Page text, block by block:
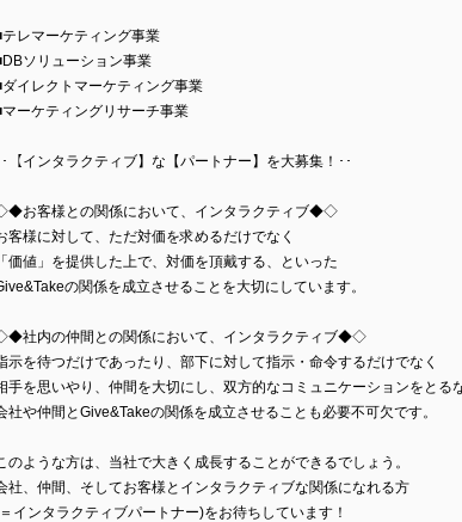
レマーケティング事業
ソリューション事業
イレクトマーケティング事業
ーケティングリサーチ事業
･【インタラクティブ】な【パートナー】を大募集！･･
お客様との関係において、インタラクティブ◆◇
客様に対して、ただ対価を求めるだけでなく
「価値」を提供した上で、対価を頂戴する、といった
の関係を成立させることを大切にしています。
社内の仲間との関係において、インタラクティブ◆◇
示を待つだけであったり、部下に対して指示・命令するだけでなく
手を思いやり、仲間を大切にし、双方的なコミュニケーションをとる
社や仲間とGive&Takeの関係を成立させることも必要不可欠です。
のような方は、当社で大きく成長することができるでしょう。
社、仲間、そしてお客様とインタラクティブな関係になれる方
インタラクティブパートナー)をお待ちしています！